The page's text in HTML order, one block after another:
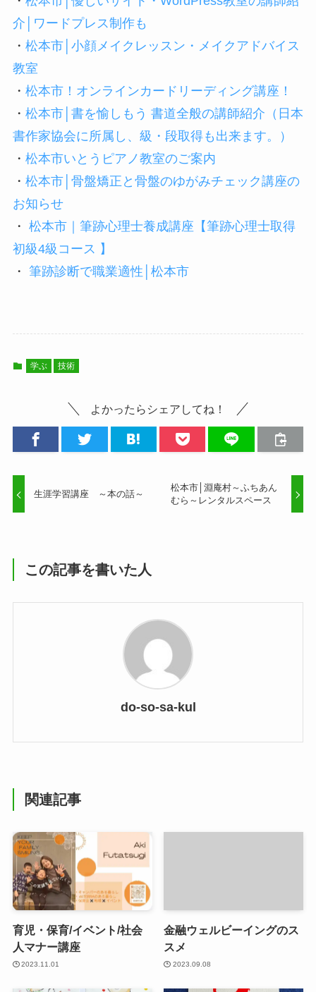
介│ワードプレス制作も
・ 松本市│小顔メイクレッスン・メイクアドバイス
教室
・ 松本市！オンラインカードリーディング講座！
・ 松本市│書を愉しもう 書道全般の講師紹介（日本
書作家協会に所属し、級・段取得も出来ます。）
・ 松本市いとうピアノ教室のご案内
・ 松本市│骨盤矯正と骨盤のゆがみチェック講座の
お知らせ
・ 松本市｜筆跡心理士養成講座【筆跡心理士取得
初級4級コース 】
・ 筆跡診断で職業適性│松本市
学ぶ 技術
よかったらシェアしてね！
生涯学習講座 ～本の話～
松本市│淵庵村～ふちあん
むら～レンタルスペース
この記事を書いた人
do-so-sa-kul
関連記事
育児・保育/イベント/社会
人マナー講座
2023.11.01
金融ウェルビーイングのス
スメ
2023.09.08